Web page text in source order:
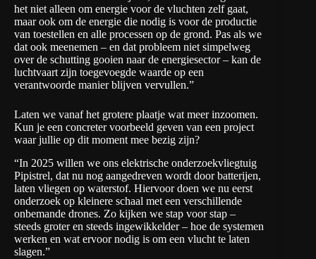
het niet alleen om energie voor de vluchten zelf gaat,
maar ook om de energie die nodig is voor de productie
van toestellen en alle processen op de grond. Pas als we
dat ook meenemen – en dat probleem niet simpelweg
over de schutting gooien naar de energiesector – kan de
luchtvaart zijn toegevoegde waarde op een
verantwoorde manier blijven vervullen.”
Laten we vanaf het grotere plaatje wat meer inzoomen.
Kun je een concreter voorbeeld geven van een project
waar jullie op dit moment mee bezig zijn?
“In 2025 willen we ons elektrische onderzoekvliegtuig
Pipistrel, dat nu nog aangedreven wordt door batterijen,
laten vliegen op waterstof. Hiervoor doen we nu eerst
onderzoek op kleinere schaal met een verschillende
onbemande drones. Zo kijken we stap voor stap –
steeds groter en steeds ingewikkelder – hoe de systemen
werken en wat ervoor nodig is om een vlucht te laten
slagen.”